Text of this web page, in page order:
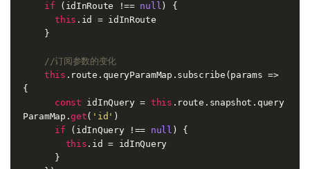
if (idInRoute !== null ) {
this .id = idInRoute
//订阅参数的变化
this .route.queryParamMap.subscribe(params =>
{
const idInQuery = this .route.snapshot.query
ParamMap.get( 'id' )
if (idInQuery !== null ) {
this .id = idInQuery